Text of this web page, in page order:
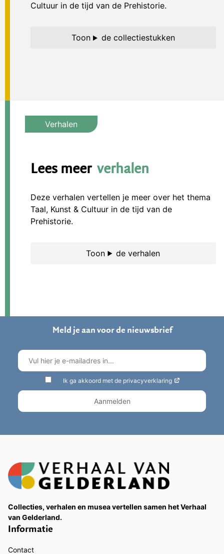
Cultuur in de tijd van de Prehistorie.
de collectiestukken
Lees meer verhalen
Deze verhalen vertellen je meer over het thema
Taal, Kunst & Cultuur in de tijd van de
Prehistorie.
de verhalen
Meld je aan voor de nieuwsbrief
Ik ga akkoord met de privacyverklaring
Collecties, verhalen en musea vertellen samen het Verhaal
van Gelderland.
Informatie
Contact